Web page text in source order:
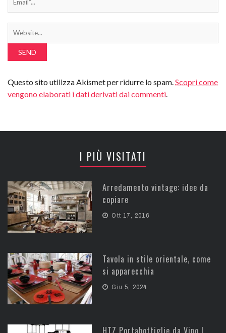
Questo sito utilizza Akismet per ridurre lo spam.Scopri come
vengono elaborati i dati derivati dai commenti.
I PIÙ VISITATI
Arredamento vintage: idee da
copiare
Ott 17, 2016
Tavola in stile orientale, come
si apparecchia
Giu 5, 2024
HTZ Portabottiglie da Vino |